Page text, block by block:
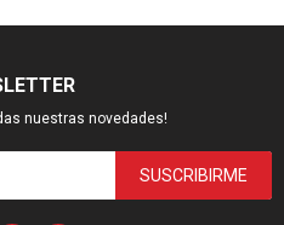
nuestras novedades!
SUSCRIBIRME